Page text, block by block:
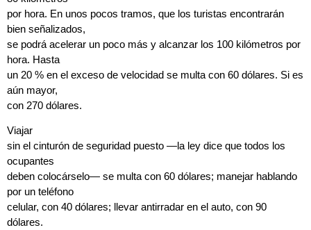
por hora. En unos pocos tramos, que los turistas encontrarán
bien señalizados,
se podrá acelerar un poco más y alcanzar los 100 kilómetros por
hora. Hasta
un 20 % en el exceso de velocidad se multa con 60 dólares. Si es
aún mayor,
con 270 dólares.
Viajar
sin el cinturón de seguridad puesto —la ley dice que todos los
ocupantes
deben colocárselo— se multa con 60 dólares; manejar hablando
por un teléfono
celular, con 40 dólares; llevar antirradar en el auto, con 90
dólares.